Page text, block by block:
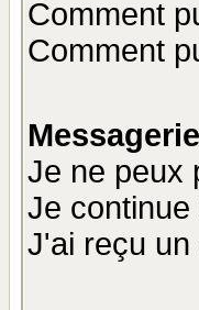
Comment
Comment
Je ne peux
Je
J'ai reçu un